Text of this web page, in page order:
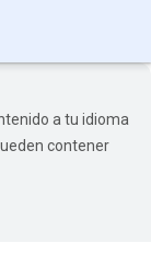
a tu idioma
contener